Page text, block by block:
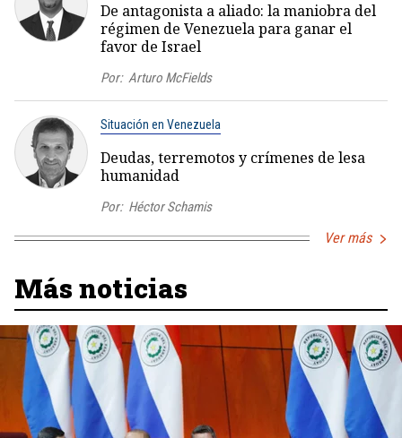
De antagonista a aliado: la maniobra del
régimen de Venezuela para ganar el
favor de Israel
Por: Arturo McFields
Situación en Venezuela
Deudas, terremotos y crímenes de lesa
humanidad
Por: Héctor Schamis
Ver más
Más noticias